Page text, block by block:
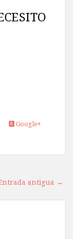
Google+
antigua →